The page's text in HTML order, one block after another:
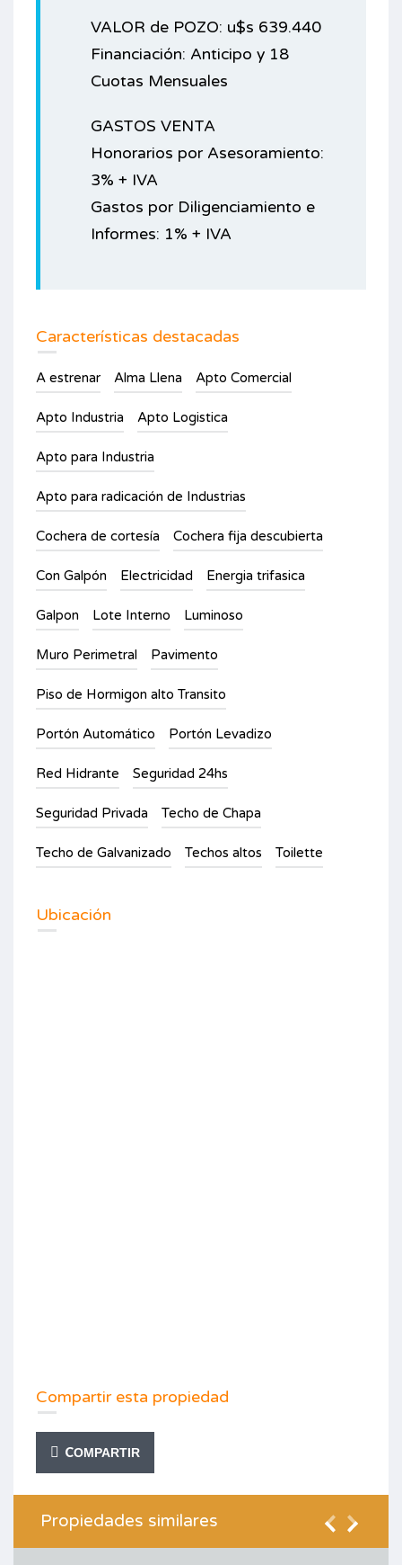
VALOR de POZO: u$s 639.440
Financiación: Anticipo y 18
Cuotas Mensuales
GASTOS VENTA
Honorarios por Asesoramiento:
3% + IVA
Gastos por Diligenciamiento e
Informes: 1% + IVA
Características destacadas
A estrenar Alma Llena Apto Comercial
Apto Industria Apto Logistica
Apto para Industria
Apto para radicación de Industrias
Cochera de cortesía Cochera fija descubierta
Con Galpón Electricidad Energia trifasica
Galpon Lote Interno Luminoso
Muro Perimetral Pavimento
Piso de Hormigon alto Transito
Portón Automático Portón Levadizo
Red Hidrante Seguridad 24hs
Seguridad Privada Techo de Chapa
Techo de Galvanizado Techos altos Toilette
Ubicación
Compartir esta propiedad
COMPARTIR
Propiedades similares